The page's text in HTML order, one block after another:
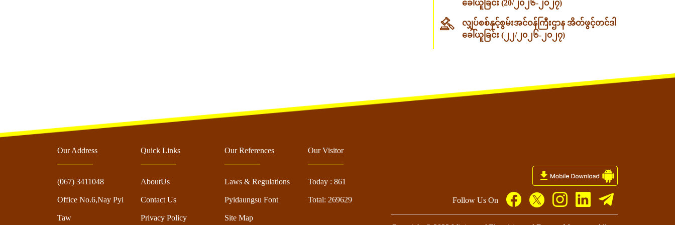
ခေါ်ယူခြင်း (20/၂၀၂၆-၂၀၂၇)
လျှပ်စစ်နှင့်စွမ်းအင်ဝန်ကြီးဌာန အိတ်ဖွင့်တင်ဒါ
ခေါ်ယူခြင်း (၂၂/၂၀၂၆-၂၀၂၇)
Our Address
(067) 3411048
Office No.6,Nay Pyi
Taw
Quick Links
AboutUs
Contact Us
Privacy Policy
Our References
Laws & Regulations
Pyidaungsu Font
Site Map
Our Visitor
Today : 861
Total: 269629 Follow Us On